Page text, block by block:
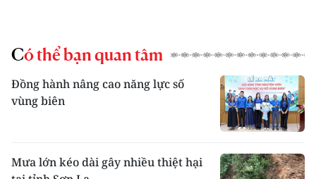
Có thể bạn quan tâm
Đồng hành nâng cao năng lực số
vùng biên
Mưa lớn kéo dài gây nhiều thiệt hại